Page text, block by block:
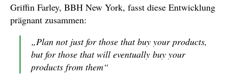
Griffin Farley, BBH New York, fasst diese Entwicklung
prägnant zusammen:
„Plan not just for those that buy your products,
but for those that will eventually buy your
products from them“